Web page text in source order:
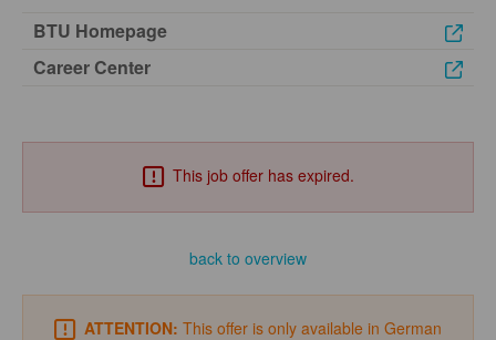
BTU Homepage
Career Center
This job offer has expired.
back to overview
ATTENTION: This offer is only available in German